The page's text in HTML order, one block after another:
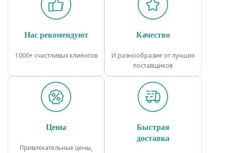
Нас рекомендуют
1000+ счастливых клиентов
Качество
И разнообразие от лучших
поставщиков
Цены
Привлекательные цены,
Быстрая
доставка